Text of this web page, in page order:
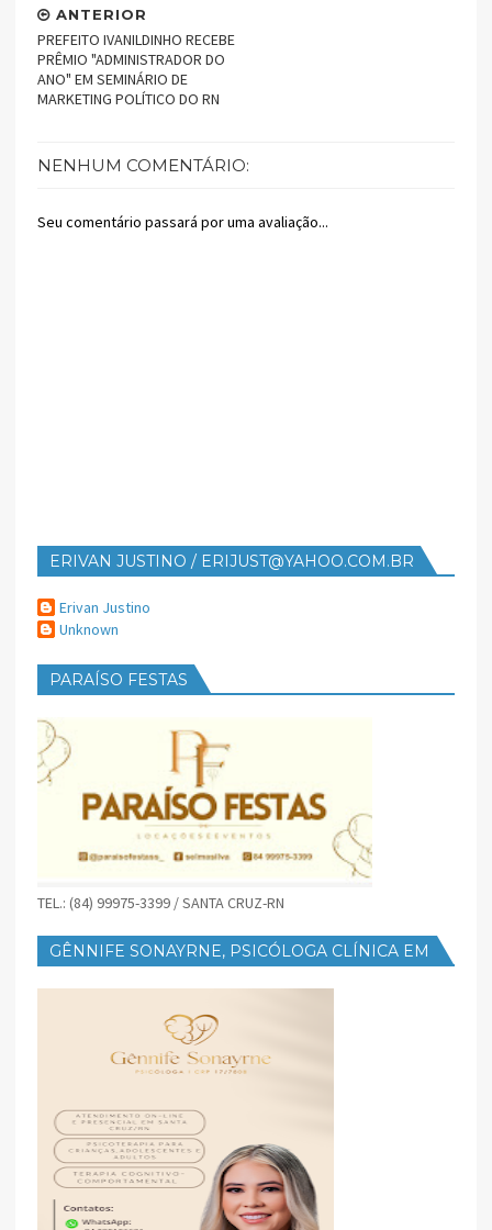
ANTERIOR
PREFEITO IVANILDINHO RECEBE
PRÊMIO "ADMINISTRADOR DO
ANO" EM SEMINÁRIO DE
MARKETING POLÍTICO DO RN
NENHUM COMENTÁRIO:
Seu comentário passará por uma avaliação...
ERIVAN JUSTINO / ERIJUST@YAHOO.COM.BR
Erivan Justino
Unknown
PARAÍSO FESTAS
TEL.: (84) 99975-3399 / SANTA CRUZ-RN
GÊNNIFE SONAYRNE, PSICÓLOGA CLÍNICA EM